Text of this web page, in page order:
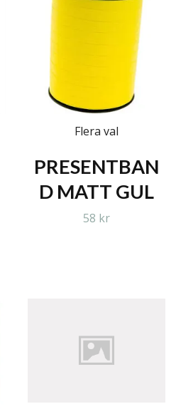
Flera val
PRESENTBAN
D MATT GUL
58 kr